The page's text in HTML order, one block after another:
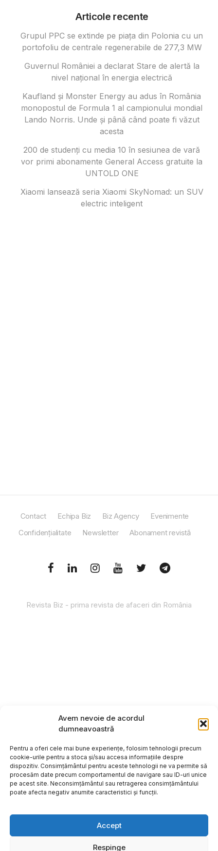
Avem nevoie de acordul
dumneavoastră
Pentru a oferi cele mai bune experiențe, folosim tehnologii precum
cookie-urile pentru a stoca și/sau accesa informațiile despre
dispozitiv. Consimțământul pentru aceste tehnologii ne va permite să
procesăm date precum comportamentul de navigare sau ID-uri unice
pe acest site. Neconsimțământul sau retragerea consimțământului
poate afecta negativ anumite caracteristici și funcții.
Accept
Respinge
Articole recente
Grupul PPC se extinde pe piața din Polonia cu un
portofoliu de centrale regenerabile de 277,3 MW
Guvernul României a declarat Stare de alertă la
nivel național în energia electrică
Kaufland și Monster Energy au adus în România
monopostul de Formula 1 al campionului mondial
Lando Norris. Unde și până când poate fi văzut
acesta
200 de studenți cu media 10 în sesiunea de vară
vor primi abonamente General Access gratuite la
UNTOLD ONE
Xiaomi lansează seria Xiaomi SkyNomad: un SUV
electric inteligent
Contact Echipa Biz Biz Agency
Evenimente
Confidențialitate
Newsletter Abonament revistă
Revista Biz - prima revista de afaceri din România